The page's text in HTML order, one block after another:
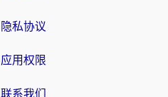
隐私协议
应用权限
联系我们